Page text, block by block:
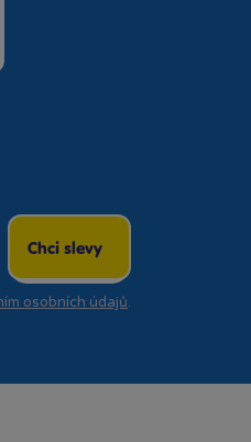
Chci slevy
osobních údajů.